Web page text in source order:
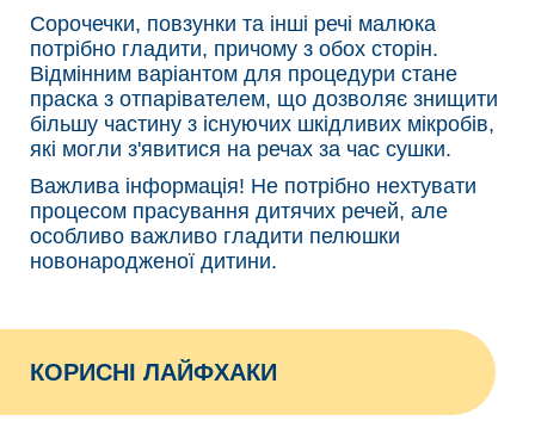
Сорочечки, повзунки та інші речі малюка
потрібно гладити, причому з обох сторін.
Відмінним варіантом для процедури стане
праска з отпарівателем, що дозволяє знищити
більшу частину з існуючих шкідливих мікробів,
які могли з'явитися на речах за час сушки.
Важлива інформація! Не потрібно нехтувати
процесом прасування дитячих речей, але
особливо важливо гладити пелюшки
новонародженої дитини.
КОРИСНІ ЛАЙФХАКИ